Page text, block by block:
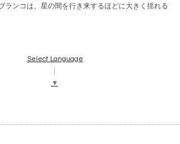
ランコは、星の間を行き来するほどに大きく揺れる
Select Language
▼